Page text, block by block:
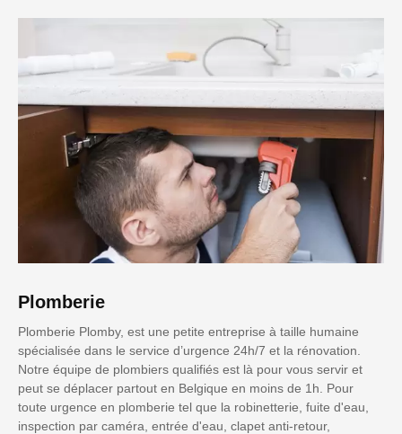
Plomberie
Plomberie Plomby, est une petite entreprise à taille humaine
spécialisée dans le service d’urgence 24h/7 et la rénovation.
Notre équipe de plombiers qualifiés est là pour vous servir et
peut se déplacer partout en Belgique en moins de 1h. Pour
toute urgence en plomberie tel que la robinetterie, fuite d'eau,
inspection par caméra, entrée d'eau, clapet anti-retour,